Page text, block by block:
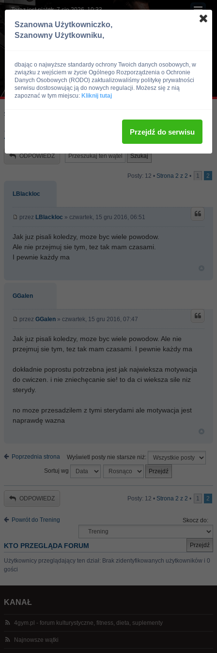
Teraz jest piątek, 7 sie 2026, 10:33
Skocz do:
Zle dni...
ODPOWIEDZ
Posty: 12 • Strona 2 z 2 • 1 2
LBlackloc
przez LBlackloc » czwartek, 15 gru 2016, 06:51
Jak juz pisali koledzy, moze byc wiele powodow.
Ale nie przejmuj sie tym, tez tak mam czasami.
I pewnie każdy ma
GGalen
przez GGalen » czwartek, 15 gru 2016, 07:47
Jak juz pisali koledzy, moze byc wiele powodow. Ale nie
przejmuj sie tym, tez tak mam czasami. I pewnie każdy ma
dokładnie poprostu potrzebna jest jak najwieksza motywacja
do cwiczen. i nie zniechęcanie sie! to da ci wieksza sile niz
sterydy.
no moze przesadzilem z tymi sterydami ale motywacja jest
naprawdę wazna
Poprzednia strona
Wyświetl posty nie starsze niż:
Sortuj wg
ODPOWIEDZ Posty: 12 • Strona 2 z 2 • 1 2
Powrót do Trening Skocz do:
KTO PRZEGLĄDA FORUM
Użytkownicy przeglądający ten dział: Brak zidentyfikowanych użytkowników i 0
gości
KANAŁ
4gym.pl - forum kulturystyczne, fitness, dieta, suplementy
Najnowsze wątki
Szanowna Użytkowniczko,
Szanowny Użytkowniku,
dbając o najwyższe standardy ochrony Twoich danych osobowych, w
związku z wejściem w życie Ogólnego Rozporządzenia o Ochronie
Danych Osobowych (RODO) zaktualizowaliśmy politykę prywatności
serwisu dostosowując ją do nowych regulacji. Możesz się z nią
zapoznać w tym miejscu: Kliknij tutaj
Przejdź do serwisu